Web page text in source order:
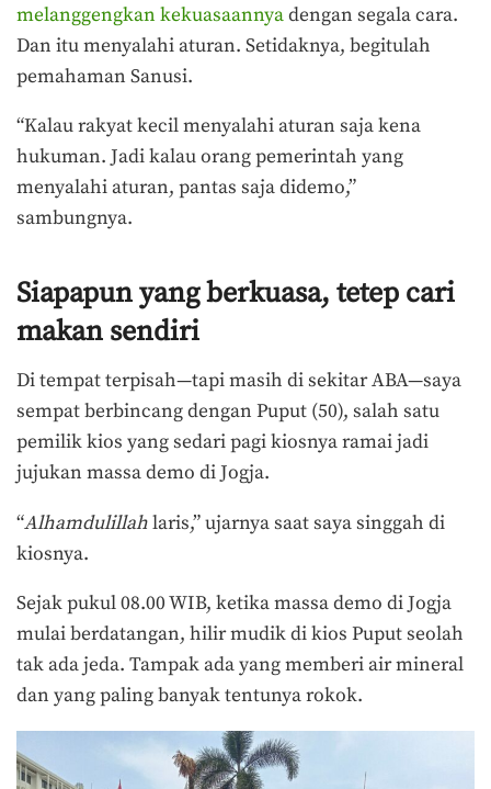
melanggengkan kekuasaannyadengan segala cara.
Dan itu menyalahi aturan. Setidaknya, begitulah
pemahaman Sanusi.
“Kalau rakyat kecil menyalahi aturan saja kena
hukuman. Jadi kalau orang pemerintah yang
menyalahi aturan, pantas saja didemo,”
sambungnya.
Siapapun yang berkuasa, tetep cari
makan sendiri
Di tempat terpisah—tapi masih di sekitar ABA—saya
sempat berbincang dengan Puput (50), salah satu
pemilik kios yang sedari pagi kiosnya ramai jadi
jujukan massa demo di Jogja.
“Alhamdulillahlaris,” ujarnya saat saya singgah di
kiosnya.
Sejak pukul 08.00 WIB, ketika massa demo di Jogja
mulai berdatangan, hilir mudik di kios Puput seolah
tak ada jeda. Tampak ada yang memberi air mineral
dan yang paling banyak tentunya rokok.